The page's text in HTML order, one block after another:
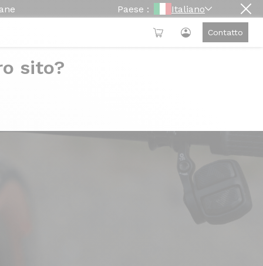
Paese : Italiano
Contatto
sito?